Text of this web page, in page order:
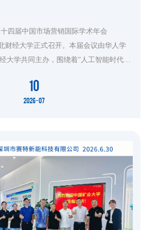
四届中国市场营销国际学术年会
财经大学正式召开。本届会议由华人学
大学共同主办，围绕着”人工智能时代的
研究和发展趋势。会议探讨了AI技术引
理模式创新与理论边界探索，还邀请了
10
2026-07